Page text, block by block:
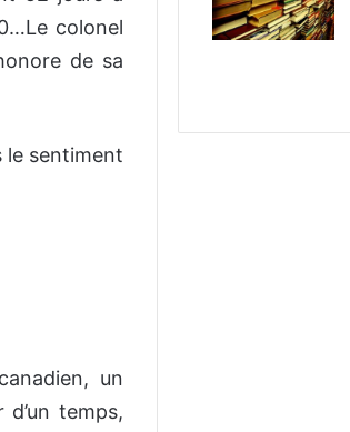
colonel
de sa
le sentiment
un
temps,